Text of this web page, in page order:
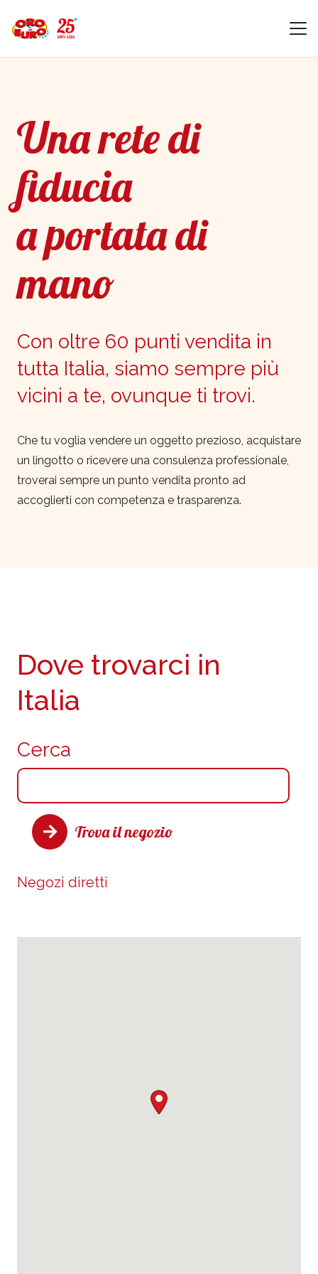
Una rete di
fiducia
a portata di
mano
Con oltre 60 punti vendita in
tutta Italia, siamo sempre più
vicini a te, ovunque ti trovi.
Che tu voglia vendere un oggetto prezioso, acquistare
un lingotto o ricevere una consulenza professionale,
troverai sempre un punto vendita pronto ad
accoglierti con competenza e trasparenza.
Cerca
Trova il negozio
Dove trovarci in
Italia
Negozi diretti